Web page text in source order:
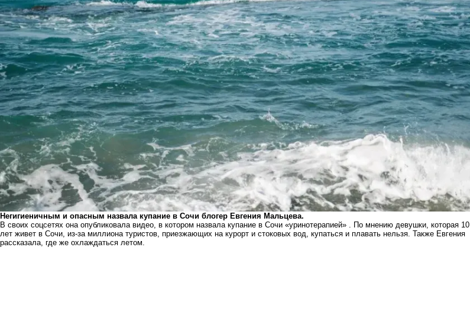
Негигиеничным и опасным назвала купание в Сочи блогер Евгения Мальцева.
В своих соцсетях она опубликовала видео, в котором назвала купание в Сочи «уринотерапией» . По мнению девушки, которая 10
лет живет в Сочи, из-за миллиона туристов, приезжающих на курорт и стоковых вод, купаться и плавать нельзя. Также Евгения
рассказала, где же охлаждаться летом.